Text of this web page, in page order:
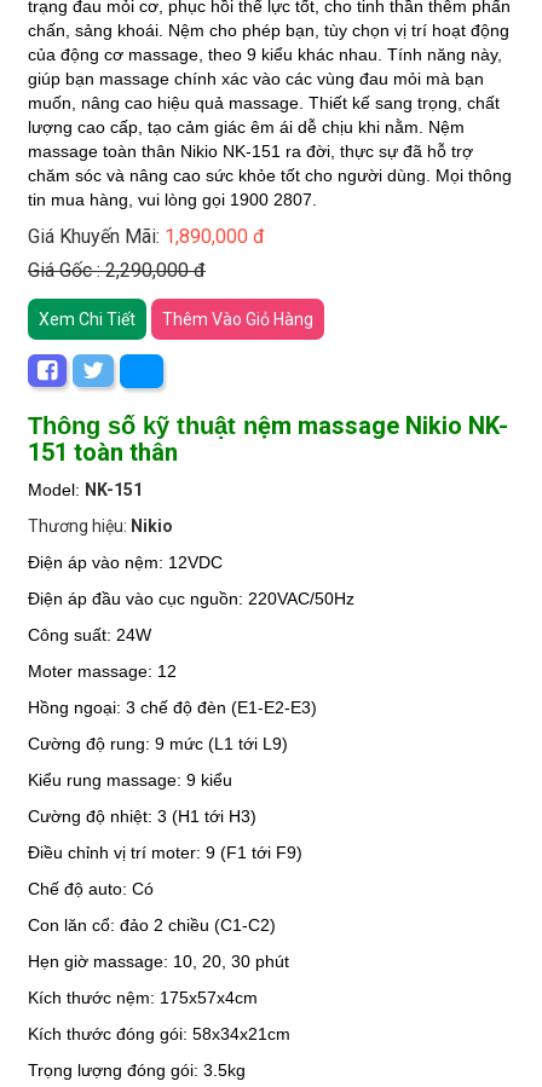
trạng đau mỏi cơ, phục hồi thể lực tốt, cho tinh thần thêm phấn
chấn, sảng khoái. Nệm cho phép bạn, tùy chọn vị trí hoạt động
của động cơ massage, theo 9 kiểu khác nhau. Tính năng này,
giúp bạn massage chính xác vào các vùng đau mỏi mà bạn
muốn, nâng cao hiệu quả massage. Thiết kế sang trọng, chất
lượng cao cấp, tạo cảm giác êm ái dễ chịu khi nằm. Nệm
massage toàn thân Nikio NK-151 ra đời, thực sự đã hỗ trợ
chăm sóc và nâng cao sức khỏe tốt cho người dùng. Mọi thông
tin mua hàng, vui lòng gọi 1900 2807.
Giá Khuyến Mãi: 1,890,000 đ
Giá Gốc : 2,290,000 đ
Xem Chi Tiết Thêm Vào Giỏ Hàng
Thông số kỹ thuật nệm massage Nikio NK-
151 toàn thân
Model: NK-151
Thương hiệu: Nikio
Điện áp vào nệm: 12VDC
Điện áp đầu vào cục nguồn: 220VAC/50Hz
Công suất: 24W
Moter massage: 12
Hồng ngoại: 3 chế độ đèn (E1-E2-E3)
Cường độ rung: 9 mức (L1 tới L9)
Kiểu rung massage: 9 kiểu
Cường độ nhiệt: 3 (H1 tới H3)
Điều chỉnh vị trí moter: 9 (F1 tới F9)
Chế độ auto: Có
Con lăn cổ: đảo 2 chiều (C1-C2)
Hẹn giờ massage: 10, 20, 30 phút
Kích thước nệm: 175x57x4cm
Kích thước đóng gói: 58x34x21cm
Trọng lượng đóng gói: 3.5kg